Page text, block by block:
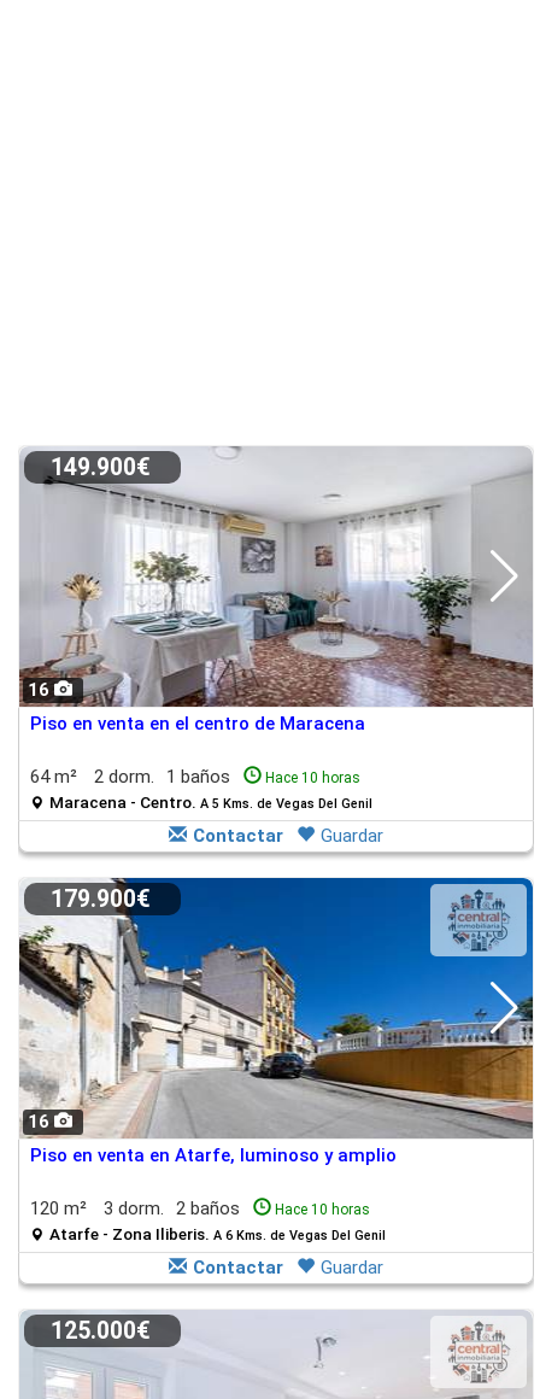
16
149.900€
Piso en venta en el centro de Maracena
64 m² 2 dorm. 1 baños Hace 10 horas
Maracena - Centro. A 5 Kms. de Vegas Del Genil
Contactar Guardar
16
179.900€
Piso en venta en Atarfe, luminoso y amplio
120 m² 3 dorm. 2 baños Hace 10 horas
Atarfe - Zona Iliberis. A 6 Kms. de Vegas Del Genil
Contactar Guardar
125.000€